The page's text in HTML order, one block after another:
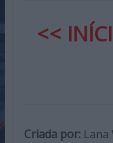
<<
Criada por:Lana